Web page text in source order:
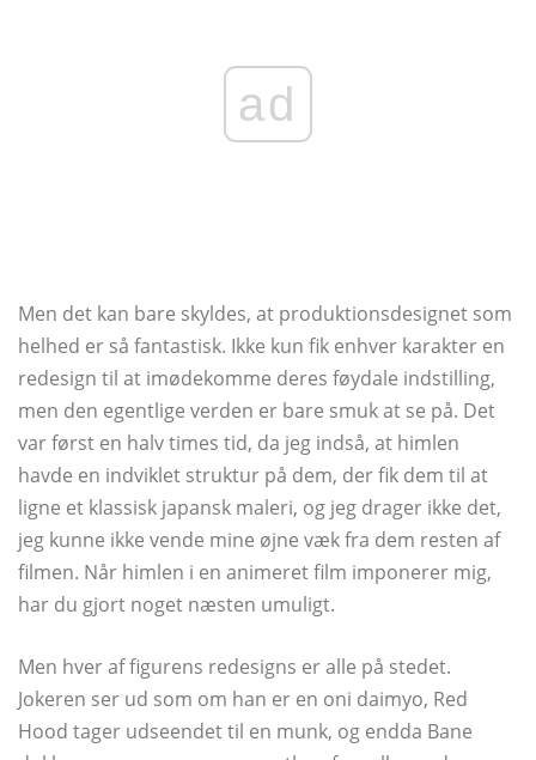
ad
Men det kan bare skyldes, at produktionsdesignet som
helhed er så fantastisk. Ikke kun fik enhver karakter en
redesign til at imødekomme deres føydale indstilling,
men den egentlige verden er bare smuk at se på. Det
var først en halv times tid, da jeg indså, at himlen
havde en indviklet struktur på dem, der fik dem til at
ligne et klassisk japansk maleri, og jeg drager ikke det,
jeg kunne ikke vende mine øjne væk fra dem resten af
filmen. Når himlen i en animeret film imponerer mig,
har du gjort noget næsten umuligt.
Men hver af figurens redesigns er alle på stedet.
Jokeren ser ud som om han er en oni daimyo, Red
Hood tager udseendet til en munk, og endda Bane